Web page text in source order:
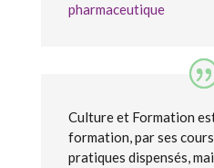
pharmaceutique
Culture et Formation
formation, par ses
pratiques dispensés,